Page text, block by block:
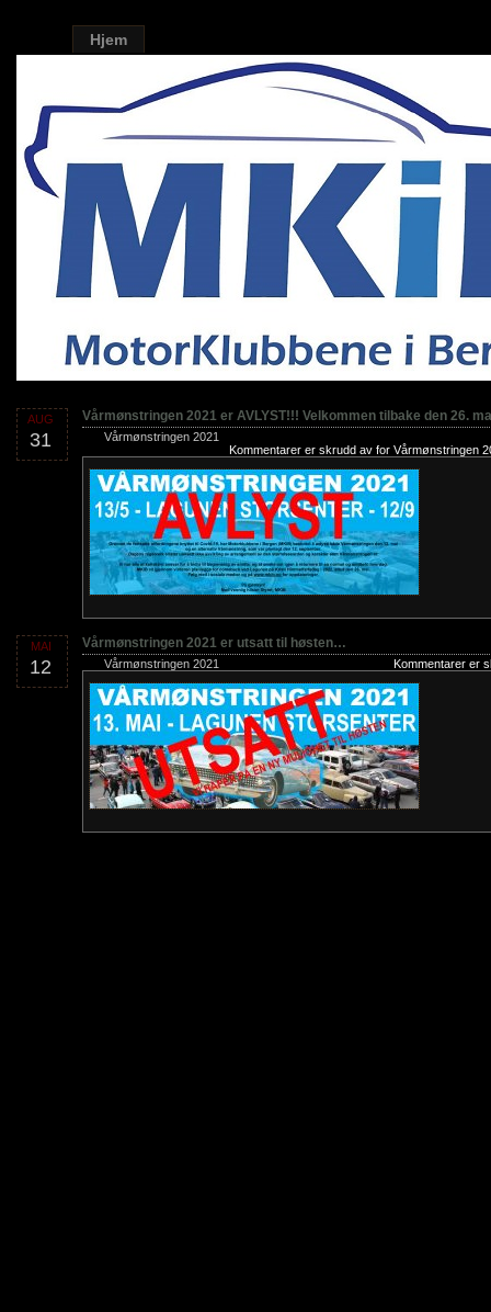
Hjem
AUG
31
Vårmønstringen 2021 er AVLYST!!! Velkommen tilbake den 26.
Vårmønstringen 2021
Kommentarer er skrudd av for Vårmønstringen
MAI
12
Vårmønstringen 2021 er utsatt til høsten…
Vårmønstringen 2021 Kommentarer er